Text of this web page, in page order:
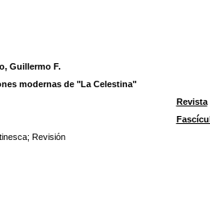
Guillermo F.
modernas de "La Celestina"
Revista
; Revisión